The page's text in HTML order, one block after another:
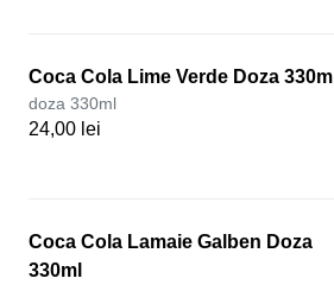
Coca Cola Lime Verde Doza 330ml
doza 330ml
24,00 lei
Coca Cola Lamaie Galben Doza
330ml